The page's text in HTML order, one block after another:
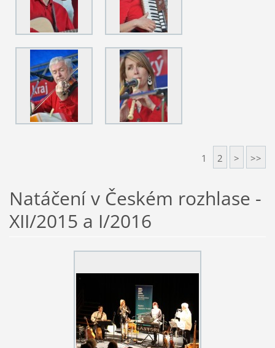
1 2 > >>
Natáčení v Českém rozhlase -
XII/2015 a I/2016